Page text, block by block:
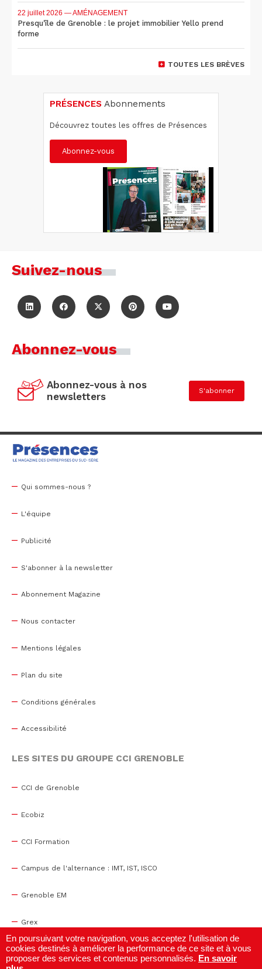
22 juillet 2026 — AMÉNAGEMENT
Presqu'île de Grenoble : le projet immobilier Yello prend
forme
TOUTES LES BRÈVES
PRÉSENCES Abonnements
Découvrez toutes les offres de Présences
Abonnez-vous
Suivez-nous
Abonnez-vous
Abonnez-vous à nos
newsletters
S'abonner
Qui sommes-nous ?
L'équipe
Publicité
S'abonner à la newsletter
Abonnement Magazine
Nous contacter
Mentions légales
Plan du site
Conditions générales
Accessibilité
LES SITES DU GROUPE CCI GRENOBLE
CCI de Grenoble
Ecobiz
CCI Formation
Campus de l'alternance : IMT, IST, ISCO
Grenoble EM
Grex
WTC Grenoble
En poursuivant votre navigation, vous acceptez l'utilisation de
cookies destinés à améliorer la performance de ce site et à vous
proposer des services et contenus personnalisés. En savoir